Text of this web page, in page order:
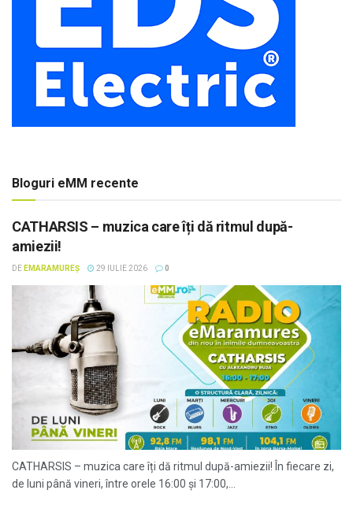
Bloguri eMM recente
CATHARSIS – muzica care îți dă ritmul după-
amiezii!
DE EMARAMUREȘ 29 IULIE 2026 0
CATHARSIS – muzica care îți dă ritmul după-amiezii! În fiecare zi,
de luni până vineri, între orele 16:00 și 17:00,...